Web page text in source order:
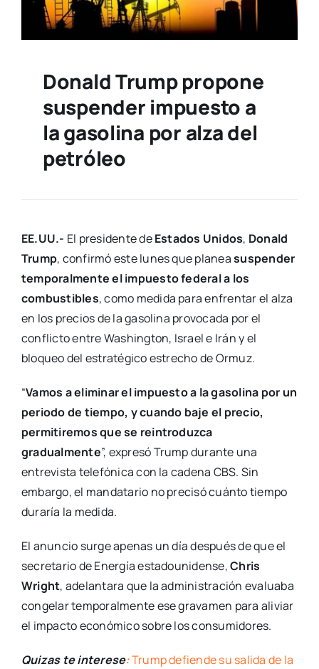
Donald Trump propone
suspender impuesto a
la gasolina por alza del
petróleo
EE.UU.- El presidente deEstados Unidos, Donald
Trump, confirmó este lunes que planeasuspender
temporalmente el impuesto federal a los
combustibles, como medida para enfrentar el alza
en los precios de la gasolina provocada por el
conflicto entre Washington, Israel e Irán y el
bloqueo del estratégico estrecho de Ormuz.
“Vamos a eliminar el impuesto a la gasolina por un
periodo de tiempo, y cuando baje el precio,
permitiremos que se reintroduzca
gradualmente”, expresó Trump durante una
entrevista telefónica con la cadena CBS. Sin
embargo, el mandatario no precisó cuánto tiempo
duraría la medida.
El anuncio surge apenas un día después de que el
secretario de Energía estadounidense,Chris
Wright, adelantara que la administración evaluaba
congelar temporalmente ese gravamen para aliviar
el impacto económico sobre los consumidores.
Quizas te interese:Trump defiende su salida de la